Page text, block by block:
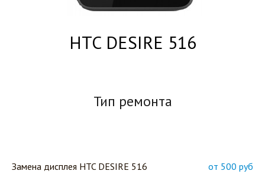
HTC DESIRE 516
Тип ремонта
Замена дисплея HTC DESIRE 516 от 500 руб